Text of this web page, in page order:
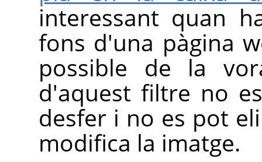
interessant quan
fons d'una pàgina
possible de la
d'aquest filtre no
desfer i no es pot
modifica la imatge.